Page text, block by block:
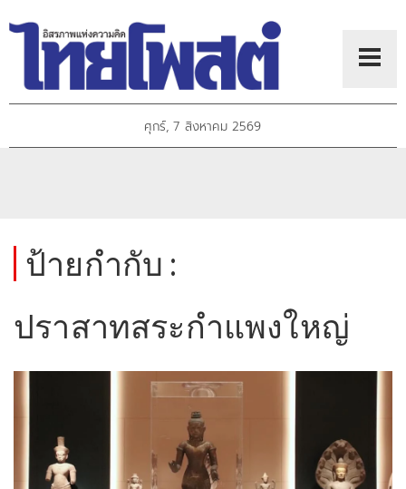
ศุกร์, 7 สิงหาคม 2569
ป้ายกำกับ :
ปราสาทสระกำแพงใหญ่